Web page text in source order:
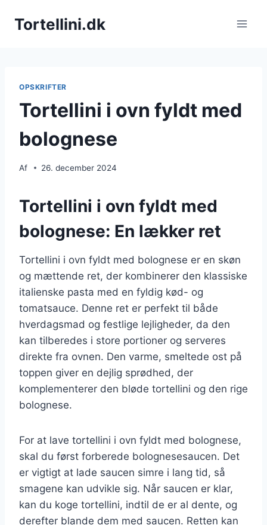
Tortellini.dk
OPSKRIFTER
Tortellini i ovn fyldt med
bolognese
Af 26. december 2024
Tortellini i ovn fyldt med
bolognese: En lækker ret
Tortellini i ovn fyldt med bolognese er en skøn
og mættende ret, der kombinerer den klassiske
italienske pasta med en fyldig kød- og
tomatsauce. Denne ret er perfekt til både
hverdagsmad og festlige lejligheder, da den
kan tilberedes i store portioner og serveres
direkte fra ovnen. Den varme, smeltede ost på
toppen giver en dejlig sprødhed, der
komplementerer den bløde tortellini og den rige
bolognese.
For at lave tortellini i ovn fyldt med bolognese,
skal du først forberede bolognesesaucen. Det
er vigtigt at lade saucen simre i lang tid, så
smagene kan udvikle sig. Når saucen er klar,
kan du koge tortellini, indtil de er al dente, og
derefter blande dem med saucen. Retten kan